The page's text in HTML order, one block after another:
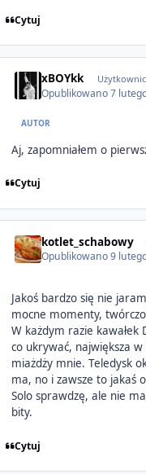
Cytuj
xBOYkk
Opublikowano7
AUTOR
Aj, zapomniałem o
Cytuj
kotlet_schabowy
Opublikowano9
Jakoś bardzo się nie
mocne momenty,
W każdym razie kawałek
co ukrywać, największa w
miażdży mnie. Teledysk
ma, no i zawsze to jakaś
Solo sprawdzę, ale nie
bity.
Cytuj